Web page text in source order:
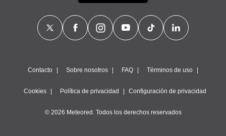
Contacto Sobre nosotros FAQ Términos de uso
Cookies Política de privacidad Configuración de privacidad
© 2026 Meteored. Todos los derechos reservados